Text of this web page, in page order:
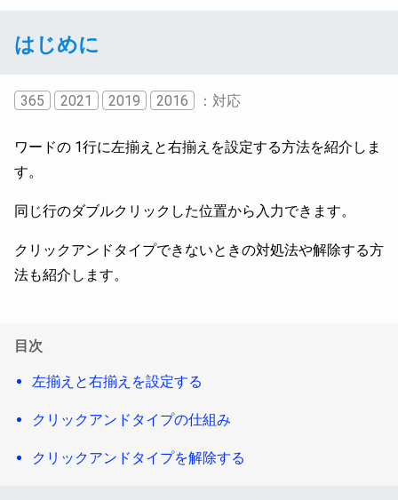
はじめに
365 2021 2019 2016 ：対応
ワードの 1行に左揃えと右揃えを設定する方法を紹介しま
す。
同じ行のダブルクリックした位置から入力できます。
クリックアンドタイプできないときの対処法や解除する方
法も紹介します。
目次
左揃えと右揃えを設定する
クリックアンドタイプの仕組み
クリックアンドタイプを解除する